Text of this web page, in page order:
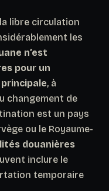
libre circulation
les
n’est
pour un
, à
changement de
est un pays
ou le Royaume-
douanières
inclure le
temporaire